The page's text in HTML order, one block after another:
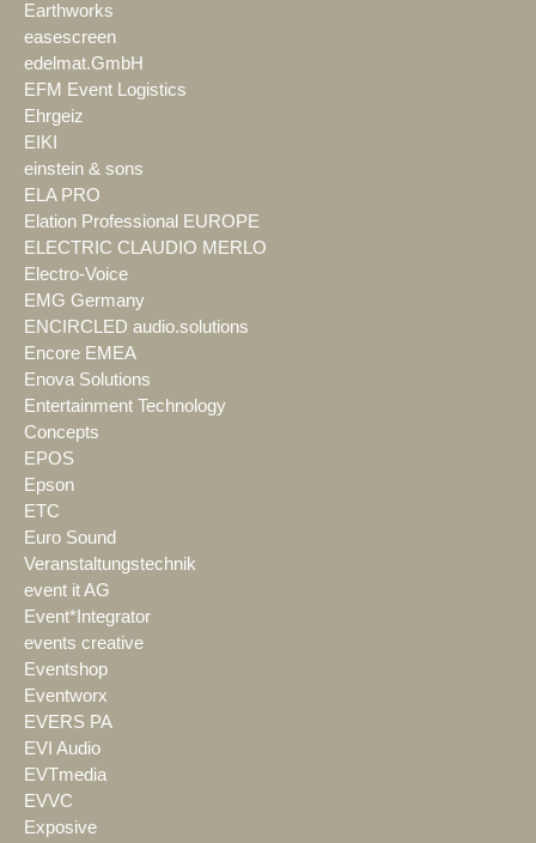
Earthworks
easescreen
edelmat.GmbH
EFM Event Logistics
Ehrgeiz
EIKI
einstein & sons
ELA PRO
Elation Professional EUROPE
ELECTRIC CLAUDIO MERLO
Electro-Voice
EMG Germany
ENCIRCLED audio.solutions
Encore EMEA
Enova Solutions
Entertainment Technology
Concepts
EPOS
Epson
ETC
Euro Sound
Veranstaltungstechnik
event it AG
Event*Integrator
events creative
Eventshop
Eventworx
EVERS PA
EVI Audio
EVTmedia
EVVC
Exposive